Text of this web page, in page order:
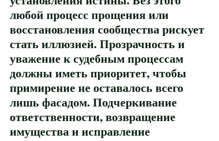
любой процесс прощения или
восстановления сообщества рискует
стать иллюзией. Прозрачность и
уважение к судебным процессам
должны иметь приоритет, чтобы
примирение не оставалось всего
лишь фасадом. Подчеркивание
ответственности, возвращение
имущества и исправление